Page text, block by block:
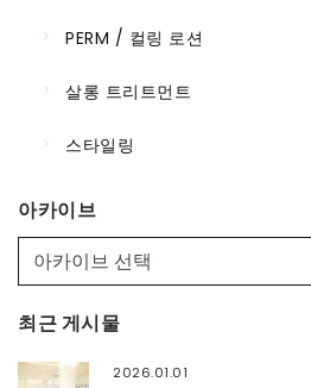
PERM / 컬링 로션
살롱 트리트먼트
스타일링
아카이브
최근 게시물
2026.01.01